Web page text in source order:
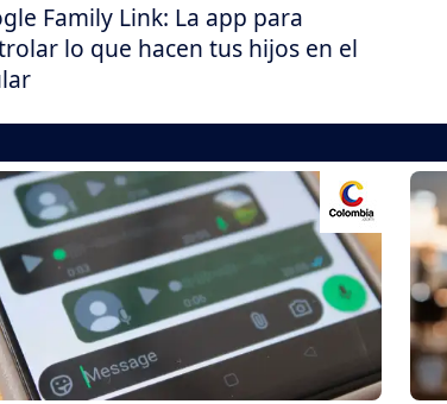
Family Link: La app para
lo que hacen tus hijos en el